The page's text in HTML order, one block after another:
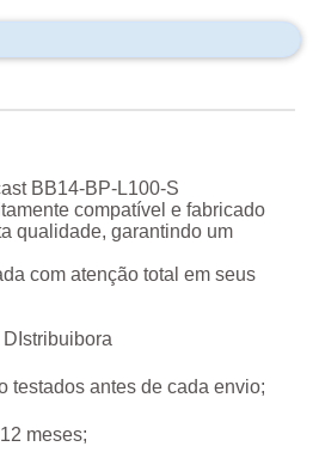
BB14-BP-L100-S
compatível e fabricado
qualidade, garantindo um
com atenção total em seus
testados antes de cada envio;
meses;